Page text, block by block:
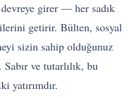
girer — her sadık
getirir. Bülten, sosyal
sizin sahip olduğunuz
ve tutarlılık, bu
yatırımdır.